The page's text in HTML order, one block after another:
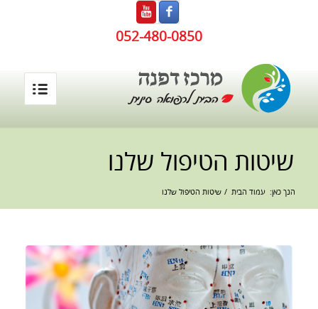
052-480-0850
שיטות הטיפול שלנו
הנך כאן: עמוד הבית / שיטות הטיפול שלנו